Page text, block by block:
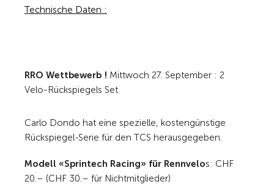
Technische Daten :
RRO Wettbewerb ! Mittwoch 27. September : 2
Velo-Rückspiegels Set
Carlo Dondo hat eine spezielle, kostengünstige
Rückspiegel-Serie für den TCS herausgegeben.
Modell «Sprintech Racing» für Rennvelos: CHF
20.– (CHF 30.– für Nichtmitglieder)